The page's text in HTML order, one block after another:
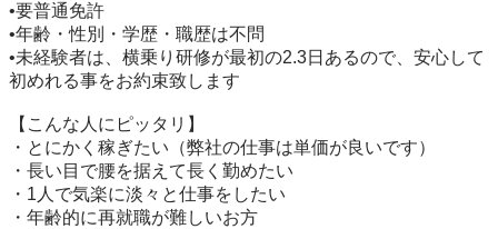
•要普通免許
•年齢・性別・学歴・職歴は不問
•未経験者は、横乗り研修が最初の2.3日あるので、安心して
初めれる事をお約束致します
【こんな人にピッタリ】
・とにかく稼ぎたい（弊社の仕事は単価が良いです）
・長い目で腰を据えて長く勤めたい
・1人で気楽に淡々と仕事をしたい
・年齢的に再就職が難しいお方